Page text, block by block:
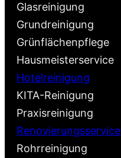
Glasreinigung
Grundreinigung
Grünflächenpflege
Hausmeisterservice
Hotelreinigung
KITA-Reinigung
Praxisreinigung
Renovierungsservice
Rohrreinigung